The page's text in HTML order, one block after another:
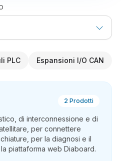
PLC Espansioni I/O CAN
2 Prodotti
di interconnessione e di
per connettere
per la diagnosi e il
piattaforma web Diaboard.